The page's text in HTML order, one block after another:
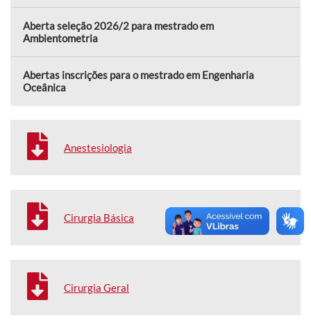
Aberta seleção 2026/2 para mestrado em
Ambientometria
Abertas inscrições para o mestrado em Engenharia
Oceânica
Anestesiologia
Cirurgia Básica
Cirurgia Geral